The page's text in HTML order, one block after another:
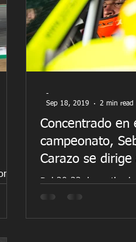
Concentrado en
campeonato,
Carazo se dirige
Seca
Del 20-22 de
Weathertech Raceway
-
Sep 18, 2019
2 min read